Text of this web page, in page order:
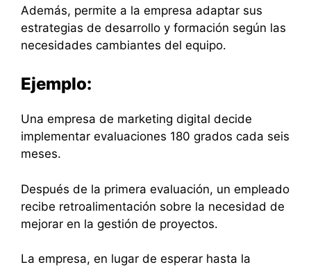
Además, permite a la empresa adaptar sus
estrategias de desarrollo y formación según las
necesidades cambiantes del equipo.
Ejemplo:
Una empresa de marketing digital decide
implementar evaluaciones 180 grados cada seis
meses.
Después de la primera evaluación, un empleado
recibe retroalimentación sobre la necesidad de
mejorar en la gestión de proyectos.
La empresa, en lugar de esperar hasta la